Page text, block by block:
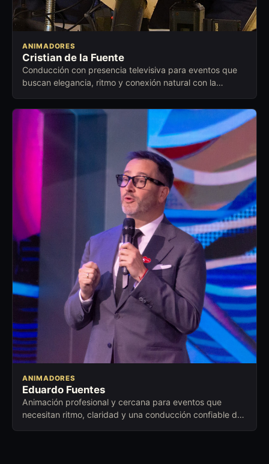
ANIMADORES
Cristian de la Fuente
Conducción con presencia televisiva para eventos que
buscan elegancia, ritmo y conexión natural con la
ANIMADORES
Eduardo Fuentes
Animación profesional y cercana para eventos que
necesitan ritmo, claridad y una conducción confiable de